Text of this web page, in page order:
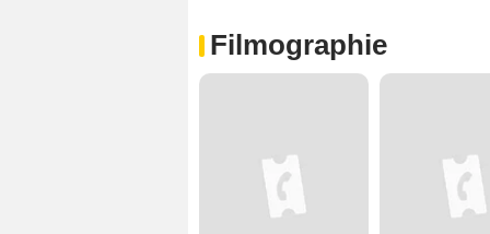
Filmographie